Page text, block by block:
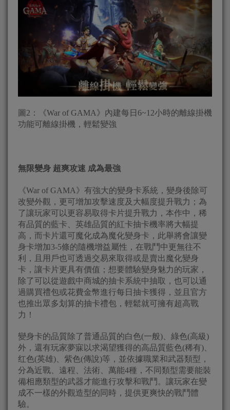
圖2：《War of GAMA》內建每日6~12小時的離線掛機
功能可離線掛機，輕鬆變強
無限變身 超爽攻速 成為最強
《War of GAMA》有強大的變身卡系統，變身後除可
改變外觀，更可增加攻擊速度及大幅度提升戰力；為
了讓玩家可以更容易取得卡片提升戰力，本作中，稀
有品質的藍卡、英雄品質的紅卡抽卡機率將大幅提
高，而卡片還可魔化成為魔化變身卡，此舉將會讓變
身卡增加3-5條的隨機增益屬性，在戰鬥中更無往不
利，且用戶也可透過交易來取得或是賣出魔化變身
卡，讓卡片更具有價值；想要體驗變身魅力的玩家，
除了可以從遊戲中商城的抽卡系統中抽取，也可以通
過購買禮包或花費金幣進行每日抽卡獲得，並且官方
也推出眾多划算的抽卡禮包，輕鬆就可擁有超高戰
力！
變身卡的品質除了普通品質的白色(一般)、綠色(高級)
外，還有玩家夢寐以求渴望獲得的高品質藍色(稀有)、
红色(英雄)、紫色(傳說)等，並依據職業和武器類型，
分為近戰、遠程、法術、萬能4種，不同類型需要能裝
備相應類型的武器才能進行攻擊和戰鬥。讓玩家在變
成不一樣的外觀造型的同時，提供更爽快的戰鬥體
驗。